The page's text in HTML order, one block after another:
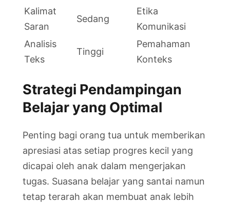
Kalimat
Saran
Sedang
Etika
Komunikasi
Analisis
Teks
Tinggi
Pemahaman
Konteks
Strategi Pendampingan
Belajar yang Optimal
Penting bagi orang tua untuk memberikan
apresiasi atas setiap progres kecil yang
dicapai oleh anak dalam mengerjakan
tugas. Suasana belajar yang santai namun
tetap terarah akan membuat anak lebih